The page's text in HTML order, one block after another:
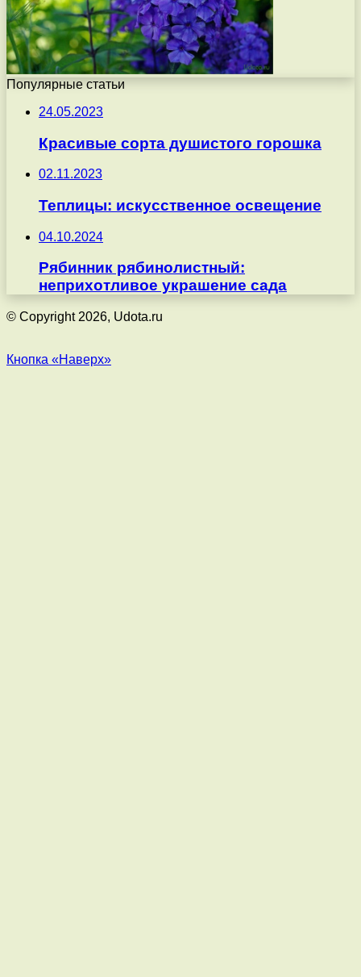
Популярные статьи
24.05.2023
Красивые сорта душистого горошка
02.11.2023
Теплицы: искусственное освещение
04.10.2024
Рябинник рябинолистный:
неприхотливое украшение сада
© Copyright 2026, Udota.ru
Кнопка «Наверх»